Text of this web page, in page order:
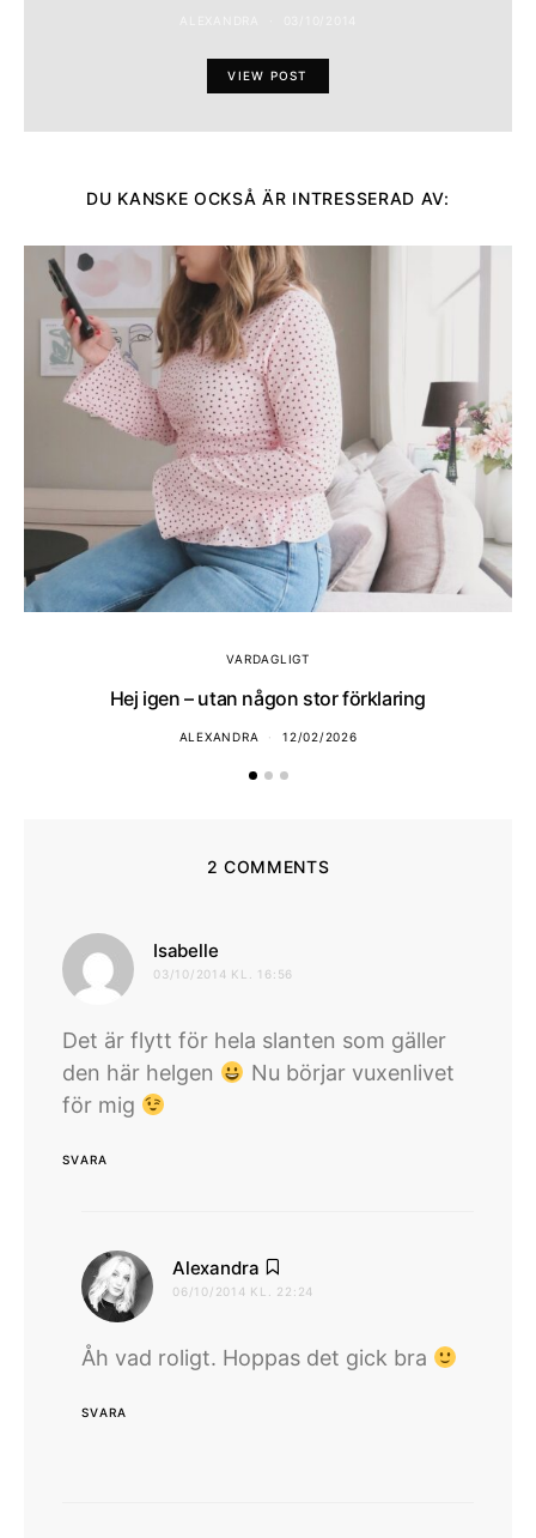
VIEW POST
DU KANSKE OCKSÅ ÄR INTRESSERAD AV:
VARDAGLIGT
Hej igen – utan någon stor förklaring
ALEXANDRA 12/02/2026
2 COMMENTS
Isabelle
03/10/2014 KL. 16:56
Det är flytt för hela slanten som gäller
den här helgen
Nu börjar vuxenlivet
för mig
SVARA
Alexandra
06/10/2014 KL. 22:24
Åh vad roligt. Hoppas det gick bra
SVARA